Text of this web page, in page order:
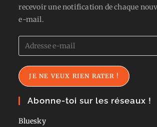
recevoir une notification de chaque
e-mail.
Adresse
e-
mail
JE NE VEUX RIEN RATER !
Abonne-toi sur les réseaux !
Bluesky